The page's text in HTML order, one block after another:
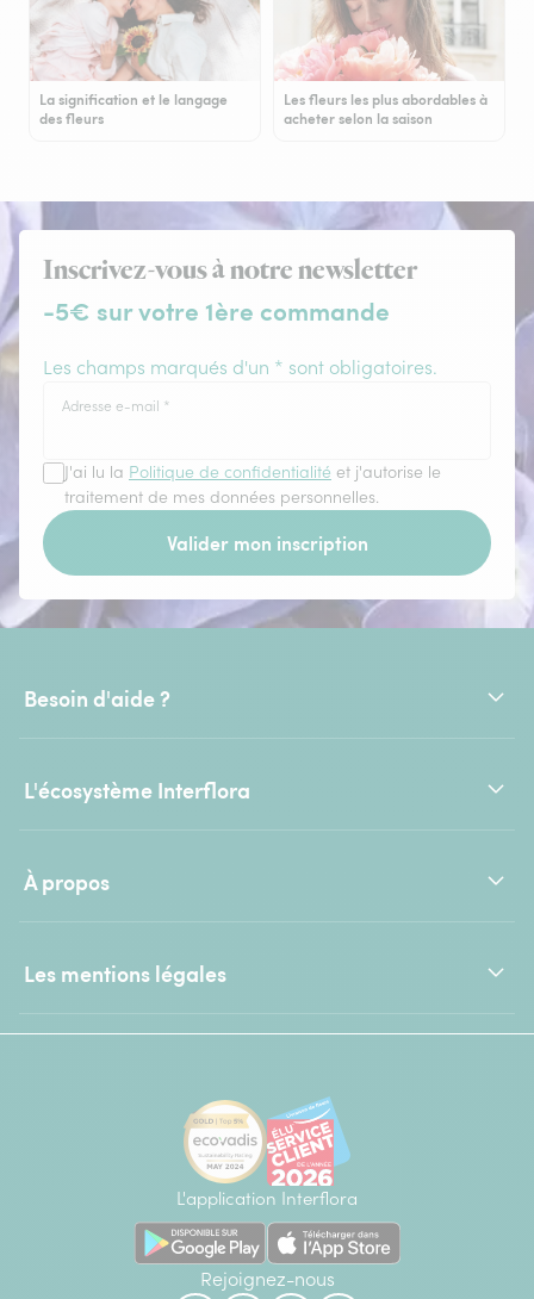
La signification et le langage
des fleurs
Les fleurs les plus abordables à
acheter selon la saison
Inscrivez-vous à notre newsletter
-5€ sur votre 1ère commande
Les champs marqués d'un * sont obligatoires.
Adresse e-mail *
J'ai lu la Politique de confidentialité et j'autorise le
traitement de mes données personnelles.
Valider mon inscription
Besoin d'aide ?
L'écosystème Interflora
À propos
Les mentions légales
L'application Interflora
Rejoignez-nous